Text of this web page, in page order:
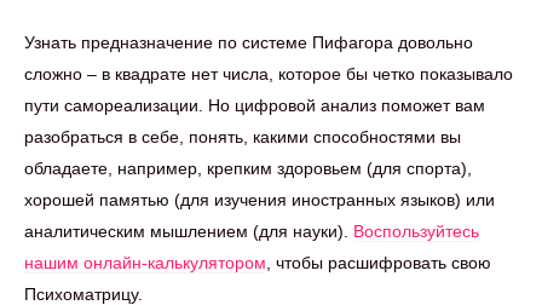
Узнать предназначение по системе Пифагора довольно
сложно – в квадрате нет числа, которое бы четко показывало
пути самореализации. Но цифровой анализ поможет вам
разобраться в себе, понять, какими способностями вы
обладаете, например, крепким здоровьем (для спорта),
хорошей памятью (для изучения иностранных языков) или
аналитическим мышлением (для науки). Воспользуйтесь
нашим онлайн-калькулятором , чтобы расшифровать свою
Психоматрицу.